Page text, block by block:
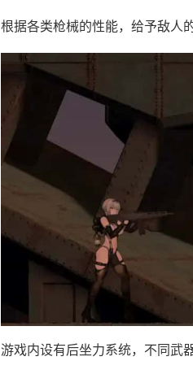
根据各类枪械的性能，给予敌人
游戏内设有后坐力系统，不同武